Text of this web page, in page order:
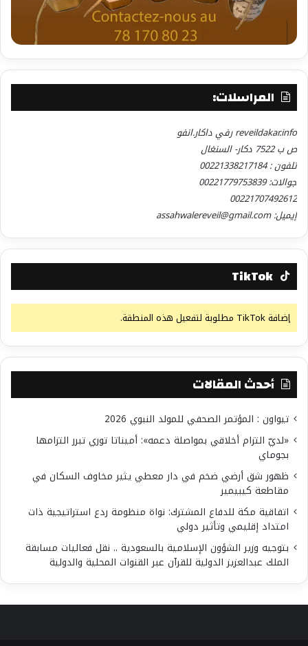
المراسلات:
reveildakar.info رفي داكار.انفو
ص ب 7522 دكار- السنغال
تلفون : 00221338217184
جوالات: 00221779753839
00221707492612
إيميل: assahwalereveil@gmail.com
TikTok
إضافة TikTok مطلوبة لتفعيل هذه المنطقة.
أحدث المقالات
تيواون : المؤتمر الصحفي للمولد النبوي 2026
«لديّ التزام أخلاقي بمواصلة دعمه»: أميناتا توري تبرر التزامها
بجوماي
ظهور شق أرضي ضخم في دار معطي يثير مخاوف السكان في
مقاطعة كيبيمير
اتفاقية مكة للدفاع المشترك: نواة منظومة ردع استراتيجية ذات
امتداد إقليمي وتأثير دولي
بتوجيه وزير الشؤون الإسلامية بالسعودية .. نقل فعاليات مسابقة
الملك عبدالعزيز الدولية للقرآن عبر القنوات المحلية والدولية